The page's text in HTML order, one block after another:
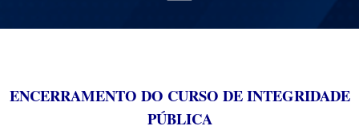
ENCERRAMENTO DO CURSO DE INTEGRIDADE
PÚBLICA